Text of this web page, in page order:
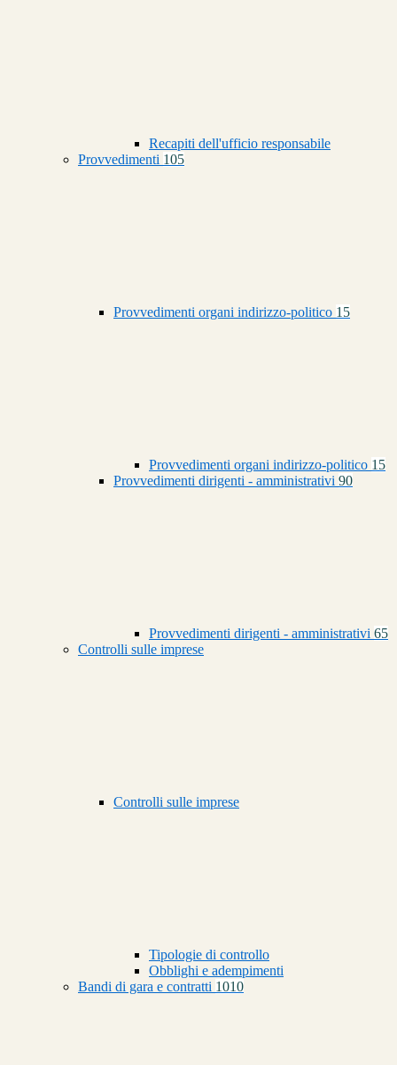
Recapiti dell'ufficio responsabile
Provvedimenti 105
Provvedimenti organi indirizzo-politico 15
Provvedimenti organi indirizzo-politico 15
Provvedimenti dirigenti - amministrativi 90
Provvedimenti dirigenti - amministrativi 65
Controlli sulle imprese
Controlli sulle imprese
Tipologie di controllo
Obblighi e adempimenti
Bandi di gara e contratti 1010